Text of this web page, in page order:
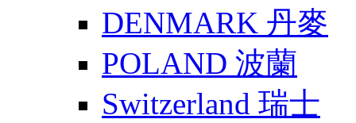
DENMARK 丹麥
POLAND 波蘭
Switzerland 瑞士